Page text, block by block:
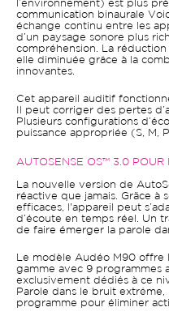
l’environnement) est plus
communication binaurale
échange continu entre les
d’un paysage sonore plus
compréhension. La
elle diminuée grâce à la
innovantes.
Cet appareil auditif
Il peut corriger des pertes
Plusieurs configurations
puissance appropriée (S, M,
AUTOSENSE OS™ 3.0 POUR
La nouvelle version de
réactive que jamais. Gräce à
efficaces, l'appareil peut
d’écoute en temps réel. Un
de faire émerger la parole
Le modèle Audéo M90 offre
gamme avec 9 programmes
exclusivement dédiés à ce
Parole dans le bruit
programme pour éliminer